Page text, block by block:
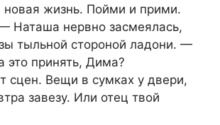
новая жизнь. Пойми и прими.
Наташа нервно засмеялась,
тыльной стороной ладони. —
это принять, Дима?
сцен. Вещи в сумках у двери,
завезу. Или отец твой